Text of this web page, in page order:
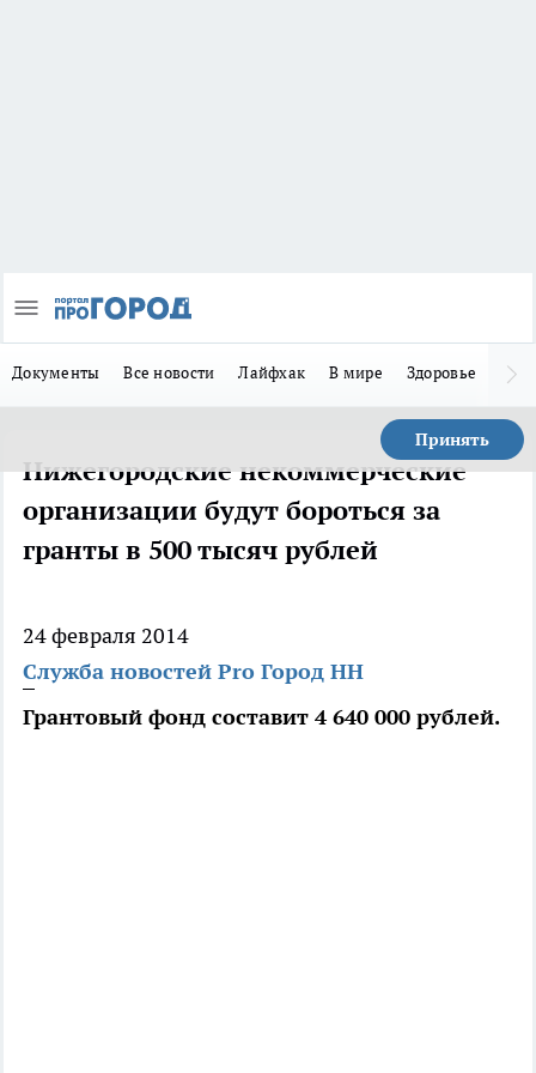
Документы Все новости Лайфхак В мире Здоровье
Принять
Нижегородские некоммерческие
организации будут бороться за
гранты в 500 тысяч рублей
24 февраля 2014
Служба новостей Pro Город НН
Грантовый фонд составит 4 640 000 рублей.